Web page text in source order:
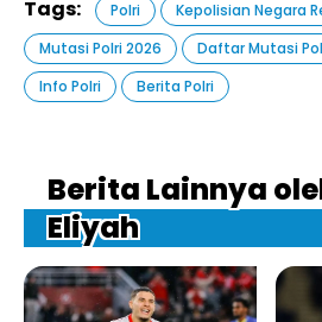
Tags: Polri
Kepolisian Negara
Mutasi Polri 2026
Daftar Mutasi
Info Polri
Berita Polri
Berita Lainnya
Eliyah